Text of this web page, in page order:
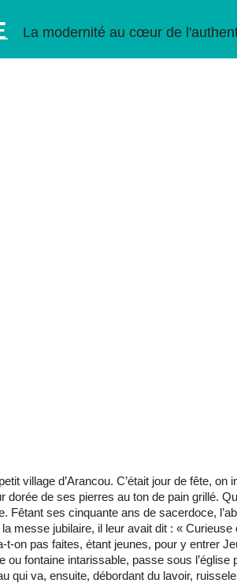
La modernité au cœur de
village d’Arancou. C’était jour de fête, on
de ses pierres au ton de pain grillé.
ses cinquante ans de sacerdoce,
messe jubilaire, il leur avait dit : «
on pas faites, étant jeunes, pour y entrer
fontaine intarissable, passe sous l’église
qui va, ensuite, débordant du lavoir,